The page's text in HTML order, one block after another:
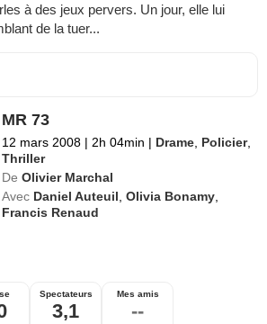
à des jeux pervers. Un jour, elle lui
de la tuer...
MR 73
12 mars 2008 | 2h 04min | Drame Policier,
Thriller
De Olivier Marchal
Avec Daniel Auteuil ,Olivia Bonamy
Francis Renaud
Spectateurs
3,1
Mes amis
--